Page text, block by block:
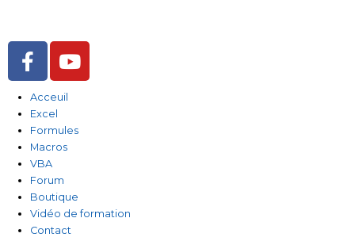
contenu
F
a
c
e
b
o
o
k
-
f
Y
o
u
Acceuil
Excel
Formules
Macros
VBA
Forum
Boutique
Vidéo de formation
Contact